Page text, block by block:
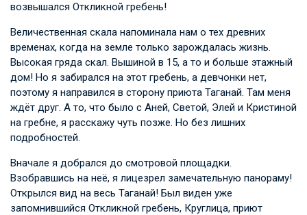
возвышался Откликной гребень!
Величественная скала напоминала нам о тех древних
временах, когда на земле только зарождалась жизнь.
Высокая гряда скал. Вышиной в 15, а то и больше этажный
дом! Но я забирался на этот гребень, а девчонки нет,
поэтому я направился в сторону приюта Таганай. Там меня
ждёт друг. А то, что было с Аней, Светой, Элей и Кристиной
на гребне, я расскажу чуть позже. Но без лишних
подробностей.
Вначале я добрался до смотровой площадки.
Взобравшись на неё, я лицезрел замечательную панораму!
Открылся вид на весь Таганай! Был виден уже
запомнившийся Откликной гребень, Круглица, приют